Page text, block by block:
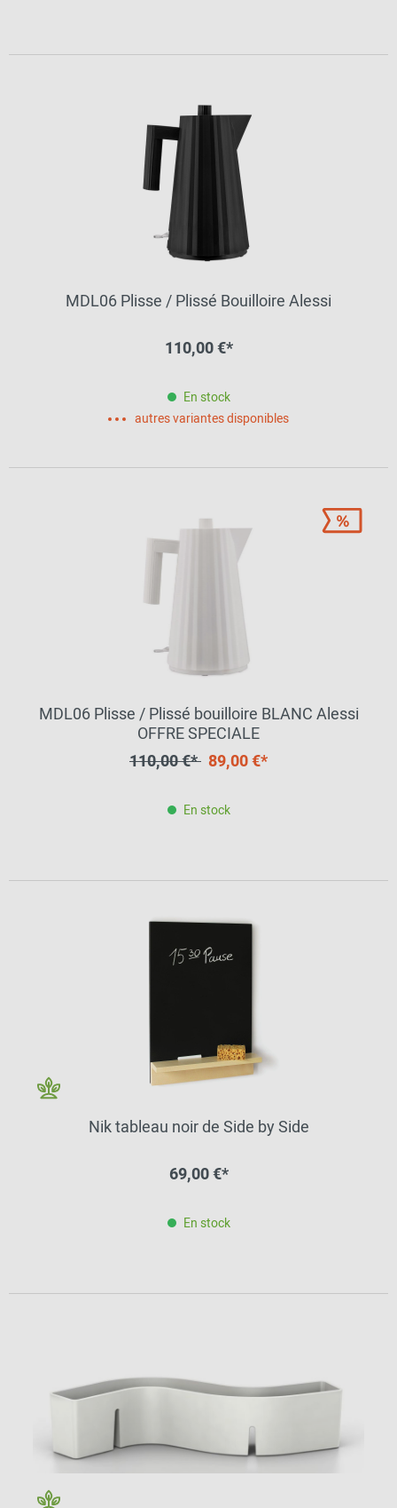
MDL06 Plisse / Plissé Bouilloire Alessi
110,00 €*
En stock
autres variantes disponibles
MDL06 Plisse / Plissé bouilloire BLANC Alessi
OFFRE SPECIALE
110,00 €* 89,00 €*
En stock
Nik tableau noir de Side by Side
69,00 €*
En stock